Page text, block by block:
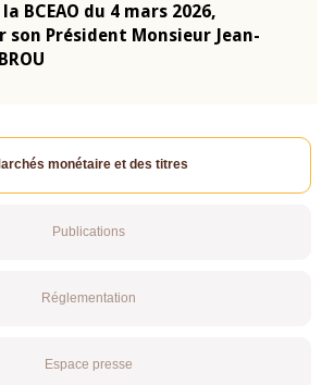
BCEAO du 4 mars 2026,
son Président Monsieur Jean-
monétaire et des titres
Publications
Réglementation
Espace presse